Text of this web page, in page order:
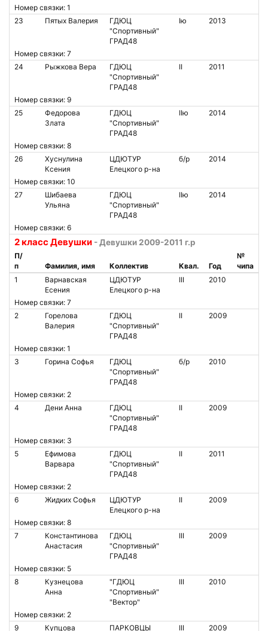
Номер связки: 1
23
Пятых Валерия
ГДЮЦ
"Спортивный"
ГРАД48
Iю 2013
Номер связки: 7
24
Рыжкова Вера
ГДЮЦ
"Спортивный"
ГРАД48
II 2011
Номер связки: 9
25
Федорова
Злата
ГДЮЦ
"Спортивный"
ГРАД48
IIю 2014
Номер связки: 8
26
Хуснулина
Ксения
ЦДЮТУР
Елецкого р-на
б/р 2014
Номер связки: 10
27
Шибаева
Ульяна
ГДЮЦ
"Спортивный"
ГРАД48
IIю 2014
Номер связки: 6
2 класс Девушки - Девушки 2009-2011 г.р
П/
п
Фамилия, имя Коллектив Квал. Год
№
чипа
1
Варнавская
Есения
ЦДЮТУР
Елецкого р-на
III 2010
Номер связки: 7
2
Горелова
Валерия
ГДЮЦ
"Спортивный"
ГРАД48
II 2009
Номер связки: 1
3
Горина Софья
ГДЮЦ
"Спортивный"
ГРАД48
б/р 2010
Номер связки: 2
4
Дени Анна
ГДЮЦ
"Спортивный"
ГРАД48
II 2009
Номер связки: 3
5
Ефимова
Варвара
ГДЮЦ
"Спортивный"
ГРАД48
II 2011
Номер связки: 2
6
Жидких Софья
ЦДЮТУР
Елецкого р-на
II 2009
Номер связки: 8
7
Константинова
Анастасия
ГДЮЦ
"Спортивный"
ГРАД48
III 2009
Номер связки: 5
8
Кузнецова
Анна
"ГДЮЦ
"Спортивный"
"Вектор"
III 2010
Номер связки: 2
9
Купцова ПАРКОВЦЫ III 2009